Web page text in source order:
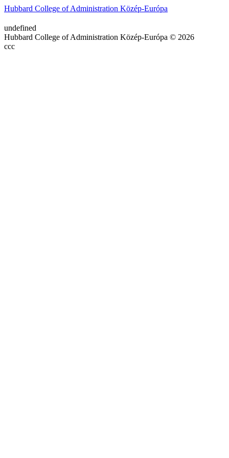
Hubbard College of Administration Közép-Európa
undefined
Hubbard College of Administration Közép-Európa © 2026
ссс